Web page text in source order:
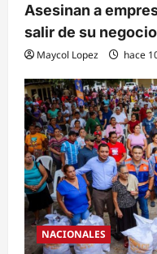
Asesinan a
salir de su
Maycol Lopez hace
NACIONALES